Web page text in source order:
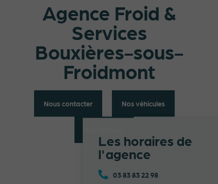
Agence Froid &
Services
Bouxières-sous-
Froidmont
Nous contacter Nos véhicules
Les horaires de
l'agence
03 83 83 22 98